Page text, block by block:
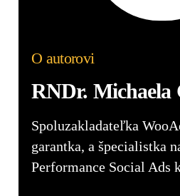
O autorovi
RNDr. Michaela
Spoluzakladateľka
garantka, a špecialistka
Performance Social Ads